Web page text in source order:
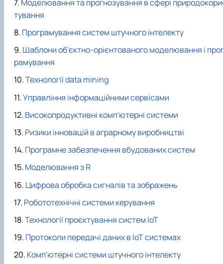
Моделювання та прогнозування в сфері
тування
Програмування систем штучного інтелекту
Шаблони об’єктно-орієнтованого моделювання і
рамування
Технології data mining
Управління інформаційними сервісами
Високопродуктивні комп'ютерні системи
Ризики інновацій в аграрному виробництві
Програмне забезпечення вбудованих систем
Моделювання з R
Цифрова обробка сигналів та зображень
Робототехнічні системи керування
Технології проєктування систем ІоТ
Протоколи передачі даних в ІоТ системах
Комп'ютерні системи штучного інтелекту